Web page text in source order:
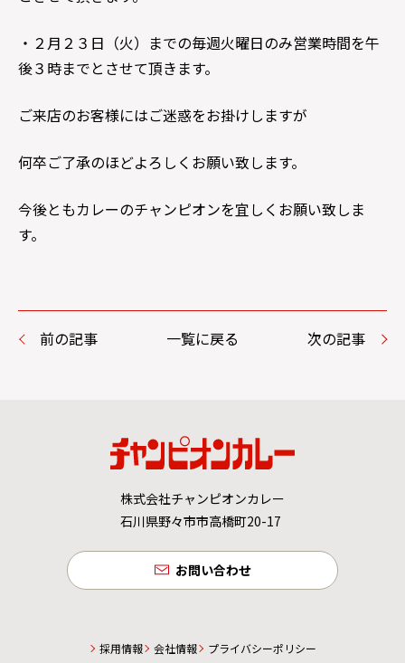
・２月２３日（火）までの毎週火曜日のみ営業時間を午
後３時までとさせて頂きます。
ご来店のお客様にはご迷惑をお掛けしますが
何卒ご了承のほどよろしくお願い致します。
今後ともカレーのチャンピオンを宜しくお願い致しま
す。
前の記事 一覧に戻る 次の記事
株式会社チャンピオンカレー
石川県野々市市高橋町20-17
お問い合わせ
採用情報 会社情報 プライバシーポリシー